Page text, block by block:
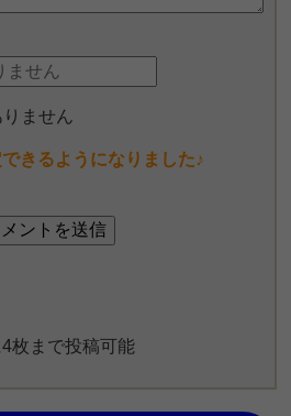
ません
きるようになりました♪
枚まで投稿可能